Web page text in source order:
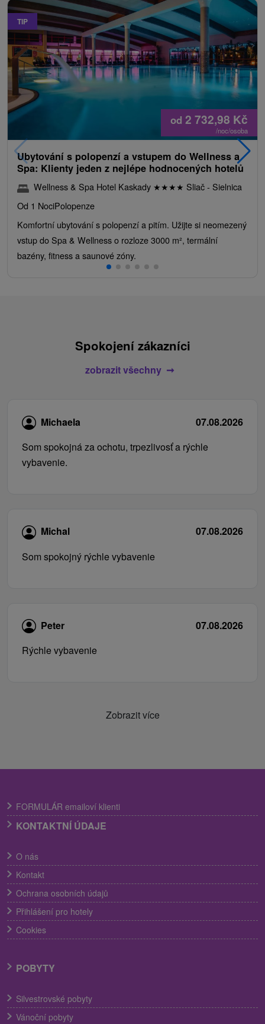
TIP
od 2 732,98 Kč
/noc/osoba
Ubytování s polopenzí a vstupem do Wellness a
Spa: Klienty jeden z nejlépe hodnocených hotelů
Wellness & Spa Hotel Kaskady ★★★★ Sliač - Sielnica
Od 1 NociPolopenze
Komfortní ubytování s polopenzí a pitím. Užijte si neomezený
vstup do Spa & Wellness o rozloze 3000 m², termální
bazény, fitness a saunové zóny.
Spokojení zákazníci
zobrazit všechny
Michaela
07.08.2026
Som spokojná za ochotu, trpezlivosť a rýchle
vybavenie.
Michal
07.08.2026
Som spokojný rýchle vybavenie
Peter
07.08.2026
Rýchle vybavenie
Zobrazit více
FORMULÁR emailoví klienti
KONTAKTNÍ ÚDAJE
O nás
Kontakt
Ochrana osobních údajů
Přihlášení pro hotely
Cookies
POBYTY
Silvestrovské pobyty
Vánoční pobyty